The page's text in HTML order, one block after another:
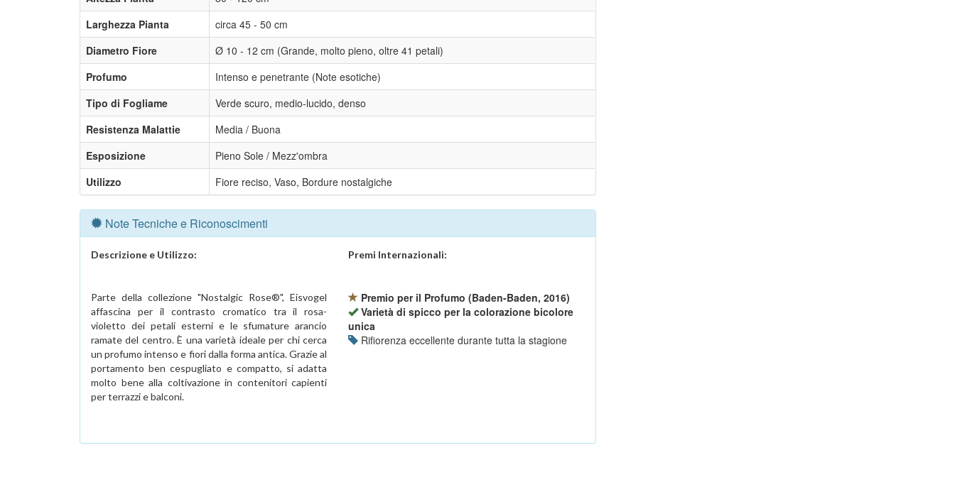
Larghezza Pianta
circa 45 - 50 cm
Diametro Fiore
Ø 10 - 12 cm (Grande, molto pieno, oltre 41 petali)
Profumo
Intenso e penetrante (Note esotiche)
Tipo di Fogliame
Verde scuro, medio-lucido, denso
Resistenza Malattie
Media / Buona
Esposizione
Pieno Sole / Mezz'ombra
Utilizzo
Fiore reciso, Vaso, Bordure nostalgiche
Note Tecniche e Riconoscimenti
Descrizione e Utilizzo:
Parte della collezione "Nostalgic Rose®", Eisvogel
affascina per il contrasto cromatico tra il rosa-
violetto dei petali esterni e le sfumature arancio
ramate del centro. È una varietà ideale per chi cerca
un profumo intenso e fiori dalla forma antica. Grazie al
portamento ben cespugliato e compatto, si adatta
molto bene alla coltivazione in contenitori capienti
per terrazzi e balconi.
Premi Internazionali:
Premio per il Profumo (Baden-Baden, 2016)
Varietà di spicco per la colorazione bicolore
unica
Rifiorenza eccellente durante tutta la stagione